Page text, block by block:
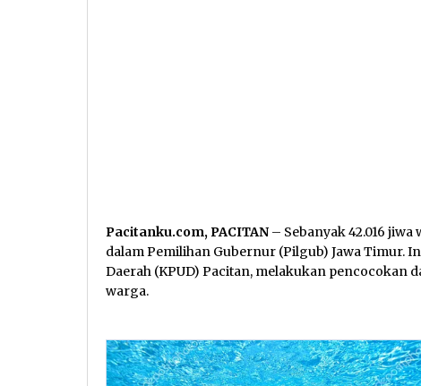
Pacitanku.com, PACITAN – Sebanyak 42.016
dalam Pemilihan Gubernur (Pilgub) Jawa Timur.
Daerah (KPUD) Pacitan, melakukan pencocokan
warga.